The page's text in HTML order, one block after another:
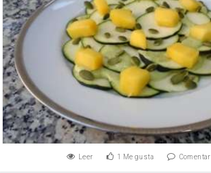
Leer 1 Me gusta Comentar